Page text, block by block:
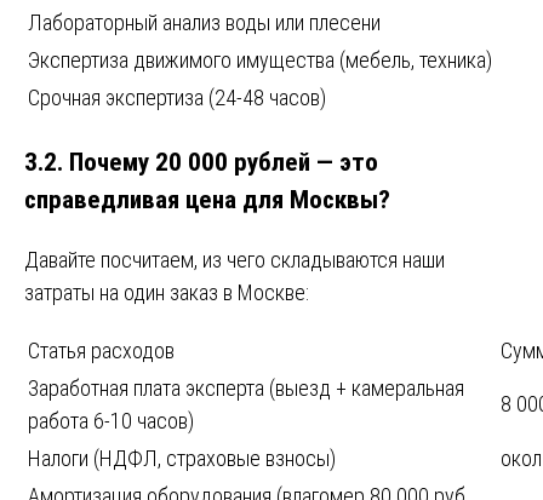
Лабораторный анализ воды или плесени
Экспертиза движимого имущества (мебель, техника)
Срочная экспертиза (24-48 часов)
3.2. Почему 20 000 рублей — это
справедливая цена для Москвы?
Давайте посчитаем, из чего складываются наши
затраты на один заказ в Москве:
Статья расходов
Заработная плата эксперта (выезд + камеральная
работа 6-10 часов)
8
Налоги (НДФЛ, страховые взносы)